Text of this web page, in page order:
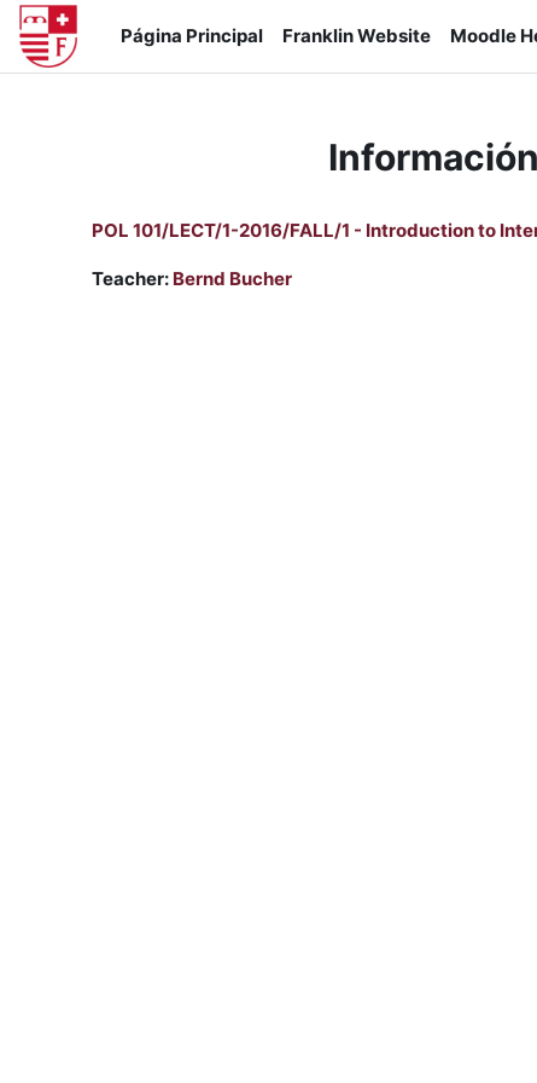
Salta al contenido principal
Página Principal
Franklin Website Moodle
POL 101/LECT/1-2016/FALL/1 - Introduction to
Teacher: Bernd Bucher